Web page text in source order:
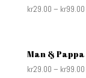
kr29.00 – kr99.00
Man & Pappa
kr29.00 – kr99.00